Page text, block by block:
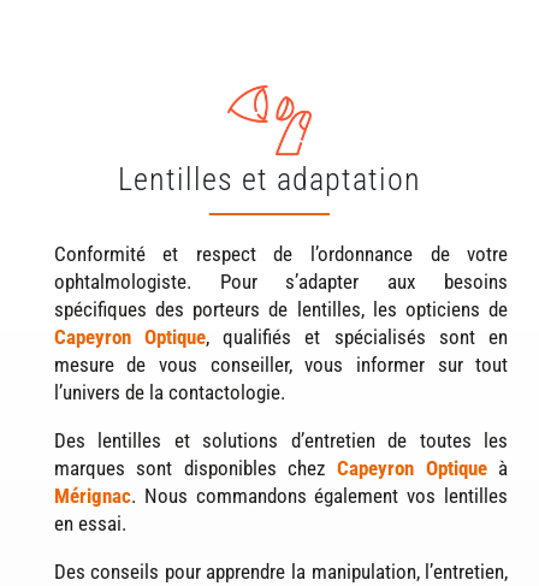
Lentilles et adaptation
Conformité et respect de l’ordonnance de votre
ophtalmologiste. Pour s’adapter aux besoins
spécifiques des porteurs de lentilles, les opticiens de
Capeyron Optique, qualifiés et spécialisés sont en
mesure de vous conseiller, vous informer sur tout
l’univers de la contactologie.
Des lentilles et solutions d’entretien de toutes les
marques sont disponibles chezCapeyron Optiqueà
Mérignac. Nous commandons également vos lentilles
en essai.
Des conseils pour apprendre la manipulation, l’entretien,